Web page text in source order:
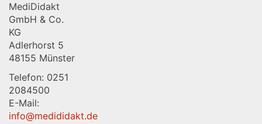
MediDidakt
GmbH & Co.
KG
Adlerhorst 5
48155 Münster
Telefon: 0251
2084500
E-Mail:
info@medididakt.de